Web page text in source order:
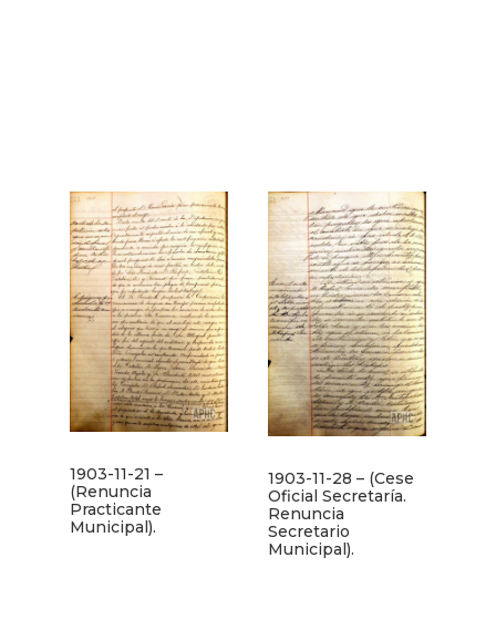
1903-11-21 –
(Renuncia
Practicante
Municipal).
1903-11-28 – (Cese
Oficial Secretaría.
Renuncia
Secretario
Municipal).